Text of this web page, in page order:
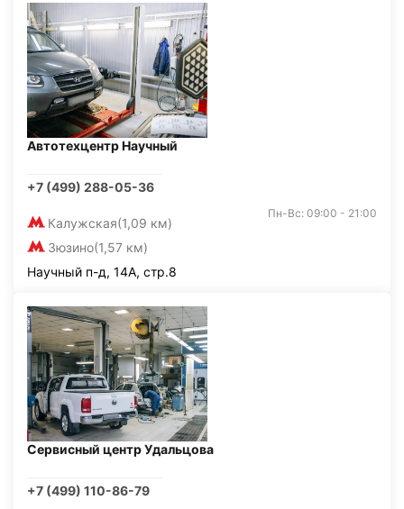
Автотехцентр Научный
+7 (499) 288-05-36
Калужская(1,09 км)
Зюзино(1,57 км)
Пн-Вс: 09:00 - 21:00
Научный п-д, 14А, стр.8
Сервисный центр Удальцова
+7 (499) 110-86-79